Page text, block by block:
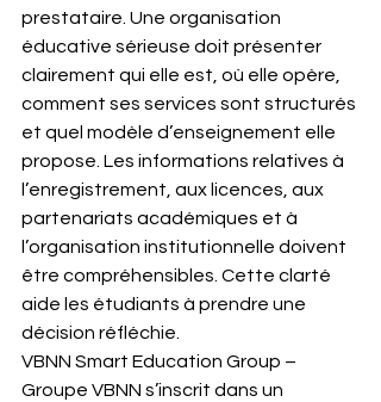
prestataire. Une organisation
éducative sérieuse doit présenter
clairement qui elle est, où elle opère,
comment ses services sont structurés
et quel modèle d’enseignement elle
propose. Les informations relatives à
l’enregistrement, aux licences, aux
partenariats académiques et à
l’organisation institutionnelle doivent
être compréhensibles. Cette clarté
aide les étudiants à prendre une
décision réfléchie.
VBNN Smart Education Group –
Groupe VBNN s’inscrit dans un